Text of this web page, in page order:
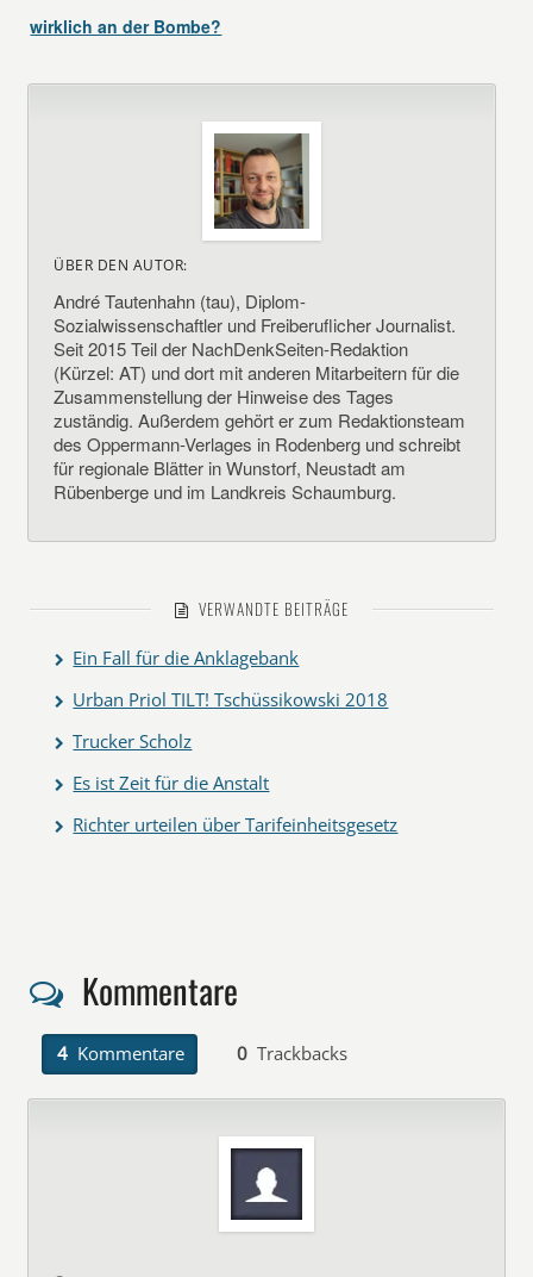
wirklich an der Bombe?
ÜBER DEN AUTOR:
André Tautenhahn (tau), Diplom-
Sozialwissenschaftler und Freiberuflicher Journalist.
Seit 2015 Teil der NachDenkSeiten-Redaktion
(Kürzel: AT) und dort mit anderen Mitarbeitern für die
Zusammenstellung der Hinweise des Tages
zuständig. Außerdem gehört er zum Redaktionsteam
des Oppermann-Verlages in Rodenberg und schreibt
für regionale Blätter in Wunstorf, Neustadt am
Rübenberge und im Landkreis Schaumburg.
VERWANDTE BEITRÄGE
Ein Fall für die Anklagebank
Urban Priol TILT! Tschüssikowski 2018
Trucker Scholz
Es ist Zeit für die Anstalt
Richter urteilen über Tarifeinheitsgesetz
Kommentare
4 Kommentare 0 Trackbacks